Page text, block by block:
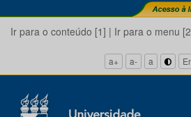
Ir para o conteúdo [1] | Ir para o menu
a+ a- a